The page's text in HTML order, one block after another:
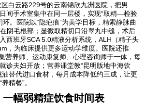
白云路229号的云南锦欣九洲医院，把男
间手术室集中在同一层楼，实现“取精—检验
。医院以“隐疤痕”为美学目标，精索静脉曲
阴毛根部；显微取精切口沿睾丸中缝，术后
西班牙SCA 5.0精液分析系统，ALH（精子头
，为临床提供更多运动学维度。医院还推
营养师、运动康复师、心理咨询师于一体，每
诊夫妇开放；营养课堂教“昆明版地中海饮
替代进口食材，每月成本降低约三成，让更
精餐”。
幅弱精症饮食时间表